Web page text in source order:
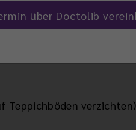
beim Lüften,
Teppichböden verzichten)
über Doctolib